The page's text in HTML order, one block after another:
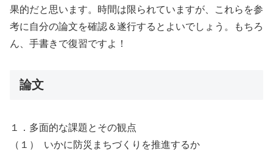
果的だと思います。時間は限られていますが、これらを参
考に自分の論文を確認＆遂行するとよいでしょう。もちろ
ん、手書きで復習ですよ！
論文
１．多面的な課題とその観点
（１） いかに防災まちづくりを推進するか